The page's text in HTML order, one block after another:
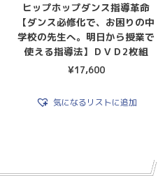
ヒップホップダンス指導革命
【ダンス必修化で、お困りの中
学校の先生へ。明日から授業で
使える指導法】ＤＶＤ2枚組
¥17,600
気になるリストに追加